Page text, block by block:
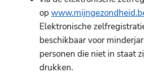
op
Elektronische
beschikbaar voor
personen die niet in staat
drukken.